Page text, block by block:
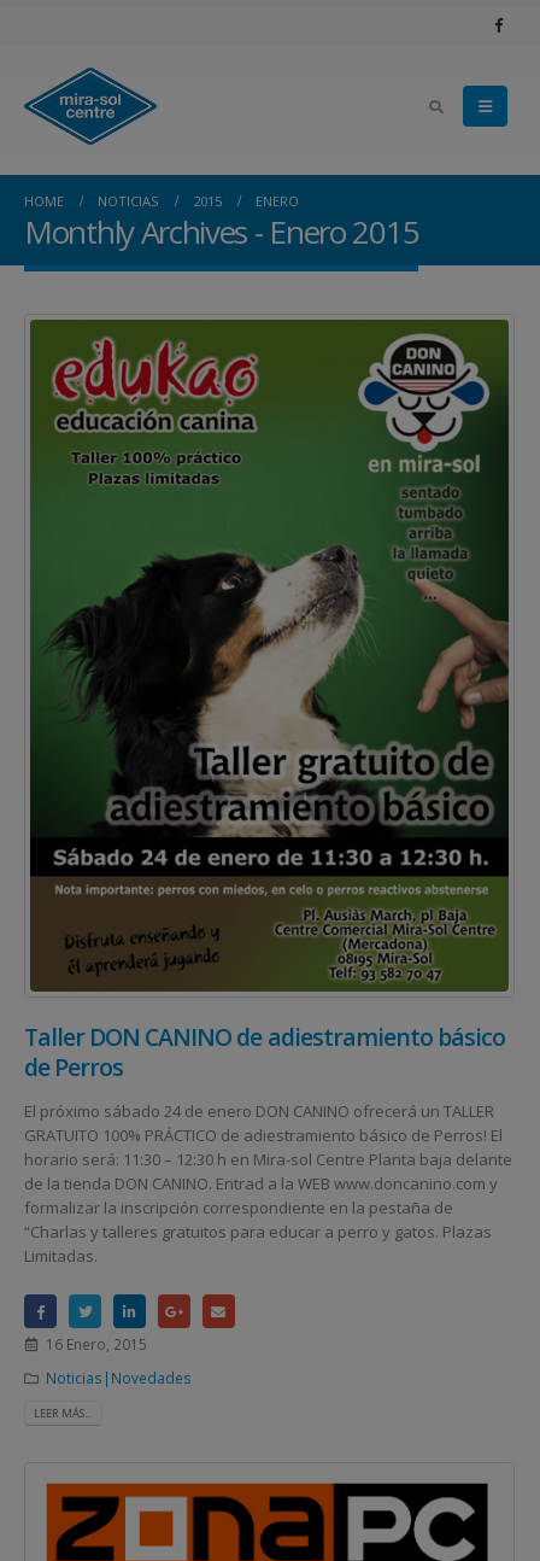
HOME NOTICIAS 2015 ENERO
Monthly Archives - Enero 2015
Taller DON CANINO de adiestramiento básico
de Perros
El próximo sábado 24 de enero DON CANINO ofrecerá un TALLER
GRATUITO 100% PRÁCTICO de adiestramiento básico de Perros! El
horario será: 11:30 – 12:30 h en Mira-sol Centre Planta baja delante
de la tienda DON CANINO. Entrad a la WEB www.doncanino.com y
formalizar la inscripción correspondiente en la pestaña de
“Charlas y talleres gratuitos para educar a perro y gatos. Plazas
Limitadas.
16 Enero, 2015
Noticias|Novedades
LEER MÁS...